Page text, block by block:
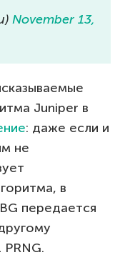
November 13,
Juniper в
: даже если и
не
в
передается